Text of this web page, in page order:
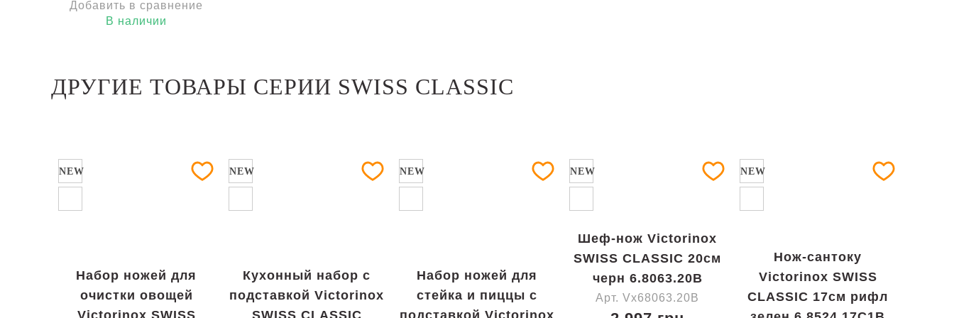
Добавить в сравнение
В наличии
ДРУГИЕ ТОВАРЫ СЕРИИ SWISS CLASSIC
NEW
Набор ножей для
очистки овощей
Victorinox SWISS
NEW
Кухонный набор с
подставкой Victorinox
SWISS CLASSIC
NEW
Набор ножей для
стейка и пиццы с
подставкой Victorinox
NEW
Шеф-нож Victorinox
SWISS CLASSIC 20см
черн 6.8063.20B
Арт. Vx68063.20B
NEW
Нож-сантоку
Victorinox SWISS
CLASSIC 17см рифл